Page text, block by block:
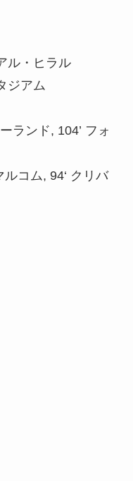
ル・ヒラル
ジアム
ランド, 104’ フォ
ルコム, 94‘ クリバ